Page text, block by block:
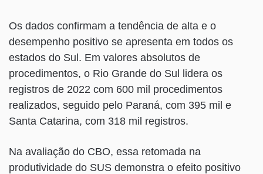
Os dados confirmam a tendência de alta e o
desempenho positivo se apresenta em todos os
estados do Sul. Em valores absolutos de
procedimentos, o Rio Grande do Sul lidera os
registros de 2022 com 600 mil procedimentos
realizados, seguido pelo Paraná, com 395 mil e
Santa Catarina, com 318 mil registros.
Na avaliação do CBO, essa retomada na
produtividade do SUS demonstra o efeito positivo